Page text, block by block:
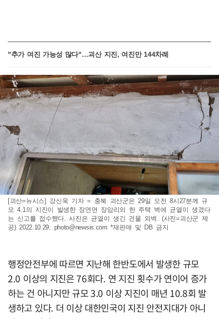
"추가 여진 가능성 많다"…괴산 지진, 여진만 144차례
[괴산=뉴시스] 강신욱 기자 = 충북 괴산군은 29일 오전 8시27분께 규
모 4.1의 지진이 발생한 장연면 장암리의 한 주택 벽에 균열이 생겼다
는 신고를 접수했다. 사진은 균열이 생긴 건물 외벽. (사진=괴산군 제
공) 2022.10.29. photo@newsis.com *재판매 및 DB 금지
행정안전부에 따르면 지난해 한반도에서 발생한 규모
2.0 이상의 지진은 76회다. 연 지진 횟수가 연이어 증가
하는 건 아니지만 규모 3.0 이상 지진이 매년 10.8회 발
생하고 있다. 더 이상 대한민국이 지진 안전지대가 아니